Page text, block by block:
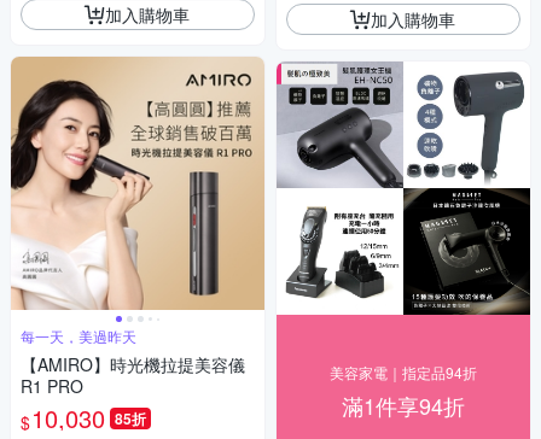
加入購物車
每一天，美過昨天
【AMIRO】時光機拉提美容儀
R1 PRO
$10,030 85折
加入購物車
美容家電｜指定品94折
滿1件享94折